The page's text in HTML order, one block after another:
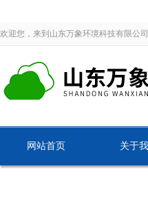
欢迎您，来到山东万象环境科技有限公司
网站首页 关于